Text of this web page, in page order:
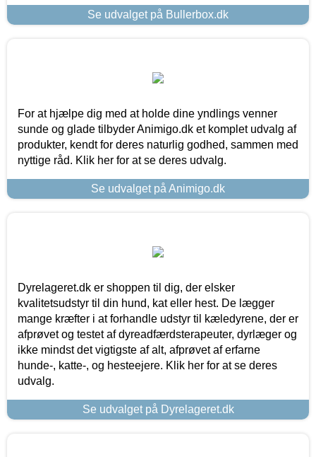
Se udvalget på Bullerbox.dk
For at hjælpe dig med at holde dine yndlings venner
sunde og glade tilbyder Animigo.dk et komplet udvalg af
produkter, kendt for deres naturlig godhed, sammen med
nyttige råd. Klik her for at se deres udvalg.
Se udvalget på Animigo.dk
Dyrelageret.dk er shoppen til dig, der elsker
kvalitetsudstyr til din hund, kat eller hest. De lægger
mange kræfter i at forhandle udstyr til kæledyrene, der er
afprøvet og testet af dyreadfærdsterapeuter, dyrlæger og
ikke mindst det vigtigste af alt, afprøvet af erfarne
hunde-, katte-, og hesteejere. Klik her for at se deres
udvalg.
Se udvalget på Dyrelageret.dk